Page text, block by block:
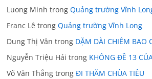
Luong Minh trongQuảng trường Vĩnh
Franc Lê trongQuảng trường Vĩnh Long
Dung Thị Vân trong DẶM DÀI CHIÊM BAO
Nguyễn Triệu Hải trong KHÔNG ĐỀ 13
Võ Văn Thắng trongĐI THĂM CHÙA TIÊU